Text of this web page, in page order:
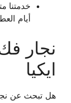
أيام
نجار
ايكيا
هل تبحث عن